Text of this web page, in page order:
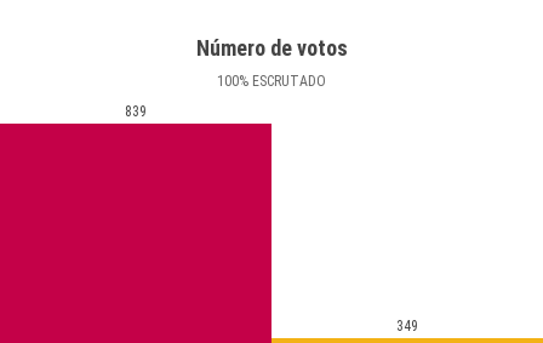
Número de votos
100% ESCRUTADO
839
349